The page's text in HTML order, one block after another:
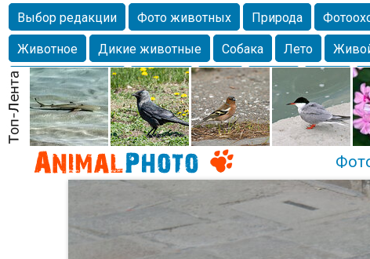
Выбор редакции Фото животных Природа
Животное
Дикие животные Собака Лето
Млекопитающие
Красота Фото Озеро Глаза
любимцы
Волгоград Лебедь Город Бабочка
Спаниель